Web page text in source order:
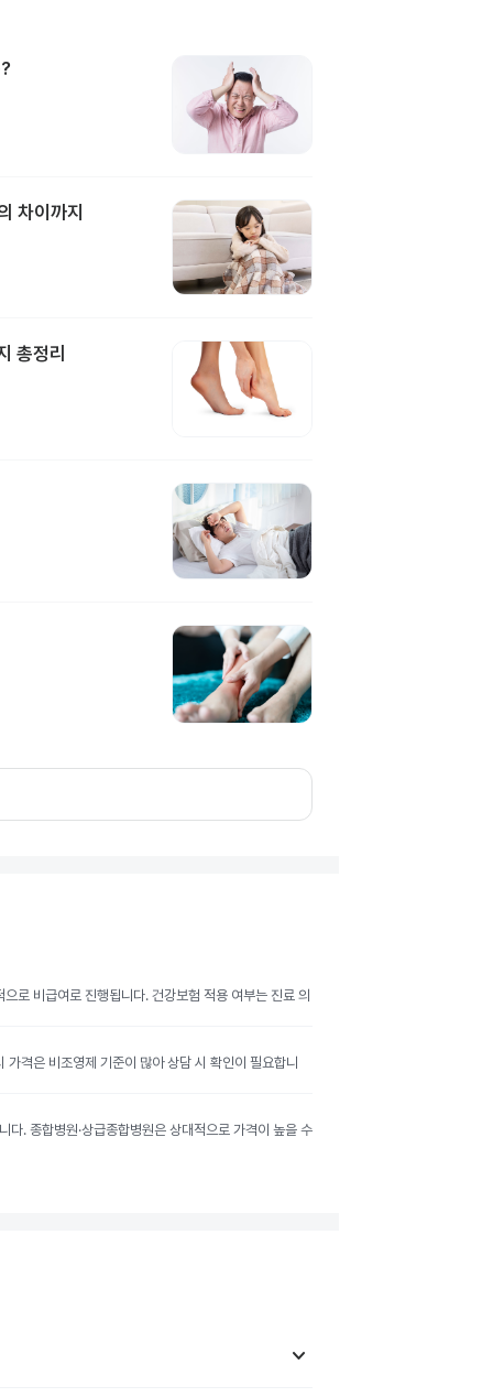
차이까지
총정리
로 비급여로 진행됩니다. 건강보험 적용 여부는 진료 의
격은 비조영제 기준이 많아 상담 시 확인이 필요합니
. 종합병원·상급종합병원은 상대적으로 가격이 높을 수
keyboard_arrow_down